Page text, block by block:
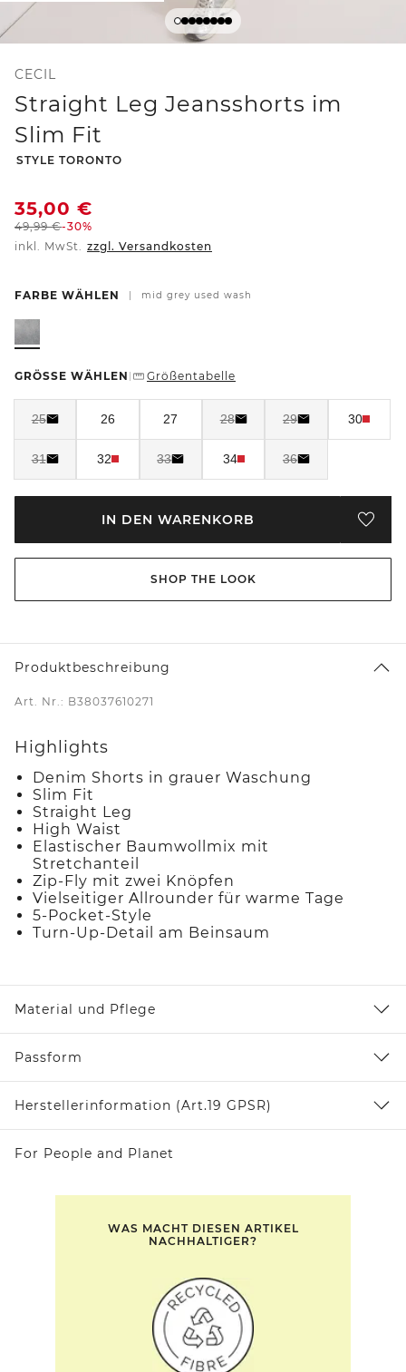
CECIL
Straight Leg Jeansshorts im
Slim Fit
-
STYLE TORONTO
35,00 €
49,99€-30%
inkl. MwSt. zzgl. Versandkosten
FARBE WÄHLEN mid grey used wash
GRÖSSE WÄHLEN Größentabelle
25 26 27 28 29 30
31 32 33 34 36
IN DEN WARENKORB
SHOP THE LOOK
Produktbeschreibung
Art. Nr.: B38037610271
Highlights
Denim Shorts in grauer Waschung
Slim Fit
Straight Leg
High Waist
Elastischer Baumwollmix mit
Stretchanteil
Zip-Fly mit zwei Knöpfen
Vielseitiger Allrounder für warme Tage
5-Pocket-Style
Turn-Up-Detail am Beinsaum
Material und Pflege
Passform
Herstellerinformation (Art.19 GPSR)
For People and Planet
WAS MACHT DIESEN ARTIKEL
NACHHALTIGER?